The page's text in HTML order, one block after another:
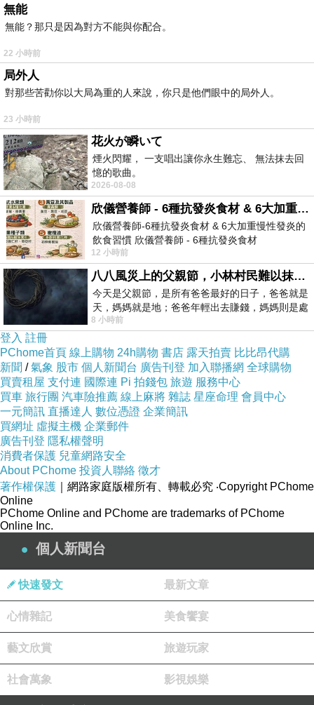
上一篇：
下一篇：
無能
無能？那只是因為對方不能與你配合。
22 小時前
局外人
對那些苦勸你以大局為重的人來說，你只是他們眼中的局外人。
23 小時前
花火が瞬いて
煙火閃耀， 一支唱出讓你永生難忘、 無法抹去回
憶的歌曲。
2026-08-08
欣儀營養師 - 6種抗發炎食材 & 6大加重慢性發炎的飲食習慣
欣儀營養師-6種抗發炎食材 & 6大加重慢性發炎的
飲食習慣 欣儀營養師 - 6種抗發炎食材
https://www.facebook.com/photo/?fbid=147
12 小時前
八八風災上的父親節，小林村民難以抹滅的痛
今天是父親節，是所有爸爸最好的日子，爸爸就是
天，媽媽就是地；爸爸年輕出去賺錢，媽媽則是處
理家務，職業不分高低貴賤，只有人品才
8 小時前
登入 註冊
PChome首頁 線上購物 24h購物 書店 露天拍賣 比比昂代購
新聞 /氣象 股市 個人新聞台 廣告刊登 加入聯播網 全球購物
買賣租屋 支付連 國際連 Pi 拍錢包 旅遊 服務中心
買車 旅行團 汽車險推薦 線上麻將 雜誌 星座命理 會員中心
一元簡訊 直播達人 數位憑證 企業簡訊
買網址 虛擬主機 企業郵件
廣告刊登 隱私權聲明
消費者保護 兒童網路安全
About PChome 投資人聯絡 徵才
著作權保護 ｜網路家庭版權所有、轉載必究 ‧Copyright PChome
Online
PChome Online and PChome are trademarks of PChome
Online Inc.
個人新聞台
快速發文 最新文章
心情雜記 美食饗宴
藝文欣賞 旅遊玩家
社會萬象 影視娛樂